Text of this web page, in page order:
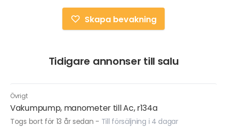
Skapa bevakning
Tidigare annonser till salu
Övrigt
Vakumpump, manometer till Ac, r134a
Togs bort för 13 år sedan - Till försäljning i 4 dagar